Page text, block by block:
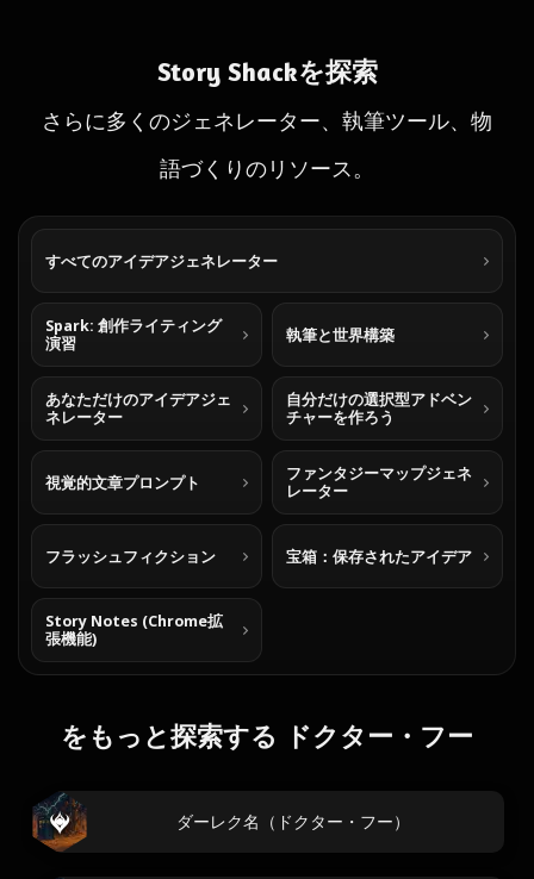
Story Shackを探索
さらに多くのジェネレーター、執筆ツール、物
語づくりのリソース。
すべてのアイデアジェネレーター
Spark: 創作ライティング
演習
執筆と世界構築
あなただけのアイデアジェ
ネレーター
自分だけの選択型アドベン
チャーを作ろう
視覚的文章プロンプト
ファンタジーマップジェネ
レーター
フラッシュフィクション 宝箱：保存されたアイデア
Story Notes (Chrome拡
張機能)
をもっと探索する ドクター・フー
ダーレク名（ドクター・フー）